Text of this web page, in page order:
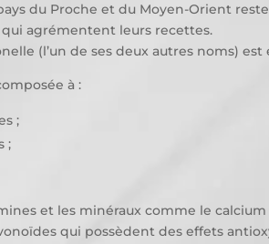
du Proche et du Moyen-Orient
qui agrémentent leurs recettes.
(l’un de ses deux autres noms)
à :
;
;
et les minéraux comme le
qui possèdent des effets